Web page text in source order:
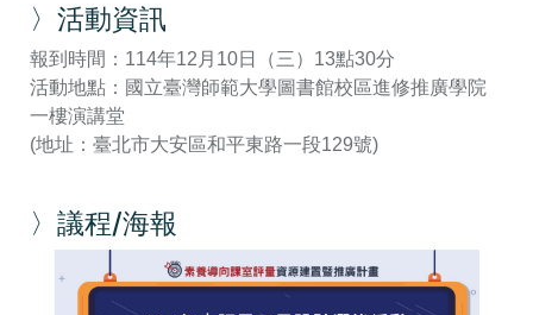
〉活動資訊
報到時間：114年12月10日（三）13點30分
活動地點：國立臺灣師範大學圖書館校區進修推廣學院
一樓演講堂
(地址：臺北市大安區和平東路一段129號)
〉議程/海報